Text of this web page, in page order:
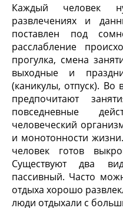
Каждый человек
развлечениях и
поставлен под
расслабление
прогулка, смена
выходные и
(каникулы, отпуск).
предпочитают
повседневные
человеческий
и монотонности
человек готов
Существуют два
пассивный. Часто
отдыха хорошо
люди отдыхали с